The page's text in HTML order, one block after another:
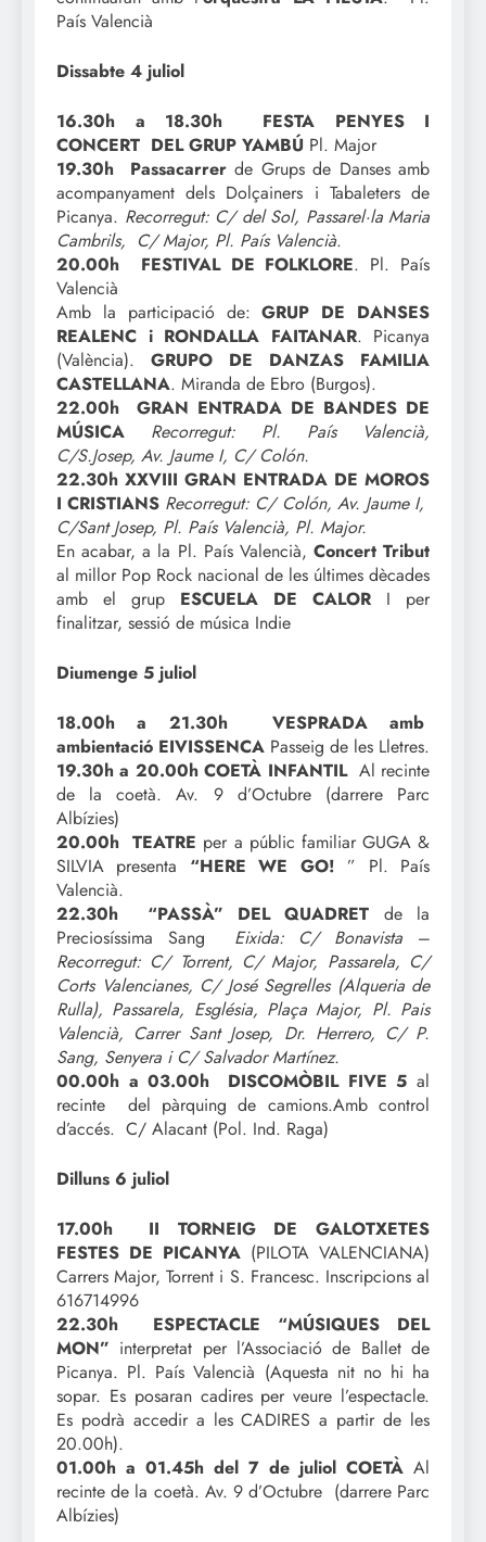
País Valencià
Dissabte 4 juliol
16.30h a 18.30h FESTA PENYES I
CONCERT DEL GRUP YAMBÚ Pl. Major
19.30h Passacarrerde Grups de Danses amb
acompanyament dels Dolçainers i Tabaleters de
Picanya. Recorregut: C/ del Sol, Passarel·la Maria
Cambrils, C/ Major, Pl. País Valencià.
20.00h FESTIVAL DE FOLKLORE. Pl. País
Valencià
Amb la participació de:GRUP DE DANSES
REALENC i RONDALLA FAITANAR. Picanya
(València). GRUPO DE DANZAS FAMILIA
CASTELLANA. Miranda de Ebro (Burgos).
22.00h GRAN ENTRADA DE BANDES DE
MÚSICA Recorregut: Pl. País Valencià,
C/S.Josep, Av. Jaume I, C/ Colón.
22.30h XXVIII GRAN ENTRADA DE MOROS
I CRISTIANS Recorregut: C/ Colón, Av. Jaume I,
C/Sant Josep, Pl. País Valencià, Pl. Major.
En acabar, a la Pl. País Valencià, Concert Tribut
al millor Pop Rock nacional de les últimes dècades
amb el grup ESCUELA DE CALOR I per
finalitzar, sessió de música Indie
Diumenge 5 juliol
18.00h a 21.30h VESPRADA amb
ambientació EIVISSENCA Passeig de les Lletres.
19.30h a 20.00h COETÀ INFANTIL Al recinte
de la coetà. Av. 9 d’Octubre (darrere Parc
Albízies)
20.00h TEATRE per a públic familiar GUGA &
SILVIA presenta “HERE WE GO! ” Pl. País
Valencià.
22.30h “PASSÀ” DEL QUADRET de la
Preciosíssima Sang Eixida: C/ Bonavista –
Recorregut: C/ Torrent, C/ Major, Passarela, C/
Corts Valencianes, C/ José Segrelles (Alqueria de
Rulla), Passarela, Església, Plaça Major, Pl. Pais
Valencià, Carrer Sant Josep, Dr. Herrero, C/ P.
Sang, Senyera i C/ Salvador Martínez.
00.00h a 03.00h DISCOMÒBIL FIVE 5 al
recinte del pàrquing de camions.Amb control
d’accés. C/ Alacant (Pol. Ind. Raga)
Dilluns 6 juliol
17.00h II TORNEIG DE GALOTXETES
FESTES DE PICANYA (PILOTA VALENCIANA)
Carrers Major, Torrent i S. Francesc. Inscripcions al
616714996
22.30h ESPECTACLE “MÚSIQUES DEL
MON” interpretat per l’Associació de Ballet de
Picanya. Pl. País Valencià (Aquesta nit no hi ha
sopar. Es posaran cadires per veure l’espectacle.
Es podrà accedir a les CADIRES a partir de les
20.00h).
01.00h a 01.45h del 7 de juliol COETÀ Al
recinte de la coetà. Av. 9 d’Octubre (darrere Parc
Albízies)